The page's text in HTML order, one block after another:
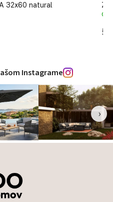
32x60 natural
Instagrame
›